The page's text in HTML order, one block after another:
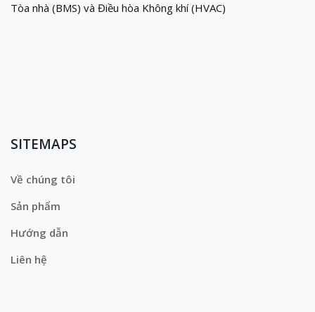
Tòa nhà (BMS) và Điều hòa Không khí (HVAC)
SITEMAPS
Về chúng tôi
Sản phẩm
Hướng dẫn
Liên hệ